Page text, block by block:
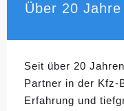
Über 20
Seit über 20
Partner in der Kfz-
Erfahrung und